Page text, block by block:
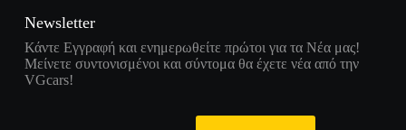
Newsletter
Κάντε Εγγραφή και ενημερωθείτε πρώτοι για τα Νέα μας!
Μείνετε συντονισμένοι και σύντομα θα έχετε νέα από την
VGcars!